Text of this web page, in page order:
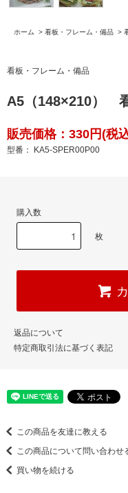
ホーム > 看板・フレーム・備品 >
看板・フレーム・備品
A5（148×210）
販売価格：330円(税
型番： KA5-SPER00P00
購入数
枚
返品について
特定商取引法に基づく表記
この商品を友達に教える
この商品について問い合わせ
買い物を続ける